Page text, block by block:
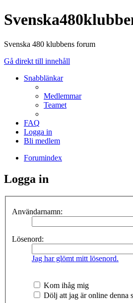
Svenska 480 klubbens forum
Gå direkt till innehåll
Snabblänkar
Medlemmar
Teamet
FAQ
Logga in
Bli medlem
Forumindex
Logga in
Användarnamn:
Lösenord:
Jag har glömt mitt lösenord.
Kom ihåg mig
Dölj att jag är online denna